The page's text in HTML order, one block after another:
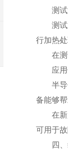
测试
测试通
行加热
在测试
应用
半导体
备能够
在新产
可用于
四、